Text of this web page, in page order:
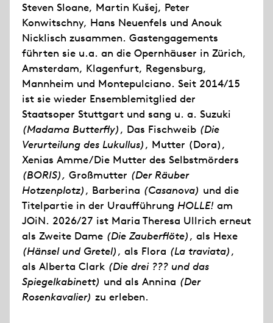
Steven Sloane, Martin Kušej, Peter
Konwitschny, Hans Neuenfels und Anouk
Nicklisch zusammen. Gastengagements
führten sie u.a. an die Opernhäuser in Zürich,
Amsterdam, Klagenfurt, Regensburg,
Mannheim und Montepulciano. Seit 2014/15
ist sie wieder Ensemblemitglied der
Staatsoper Stuttgart und sang u. a. Suzuki
(Madama Butterfly), Das Fischweib (Die
Verurteilung des Lukullus), Mutter (Dora),
Xenias Amme/Die Mutter des Selbstmörders
(BORIS), Großmutter (Der Räuber
Hotzenplotz), Barberina (Casanova) und die
Titelpartie in der Uraufführung HOLLE! am
JOiN. 2026/27 ist Maria Theresa Ullrich erneut
als Zweite Dame (Die Zauberflöte), als Hexe
(Hänsel und Gretel), als Flora (La traviata),
als Alberta Clark (Die drei ??? und das
Spiegelkabinett) und als Annina (Der
Rosenkavalier) zu erleben.